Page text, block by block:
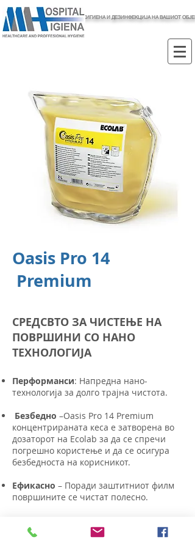
ХИГИЕНА И ДЕЗИНФЕКЦИЈА НА ВАШИОТ
Oasis Pro 14
Premium
СРЕДСВТО ЗА ЧИСТЕЊЕ НА
ПОВРШИНИ СО НАНО
ТЕХНОЛОГИЈА
Перформанси: Напредна нано-
технологија за долго трајна чистота.
Безбедно –Oasis Pro 14 Premium
концентрираната кеса е затворена во
дозаторот на Ecolab за да се спречи
погрешно користење и да се осигура
безбедноста на корисникот.
Ефикасно – Поради заштитниот филм
површините се чистат полесно.
Premium е погоден за сите водено